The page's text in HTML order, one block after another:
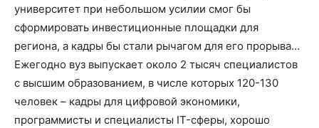
университет при небольшом усилии смог бы
сформировать инвестиционные площадки для
региона, а кадры бы стали рычагом для его прорыва…
Ежегодно вуз выпускает около 2 тысяч специалистов
с высшим образованием, в числе которых 120-130
человек – кадры для цифровой экономики,
программисты и специалисты IT-сферы, хорошо